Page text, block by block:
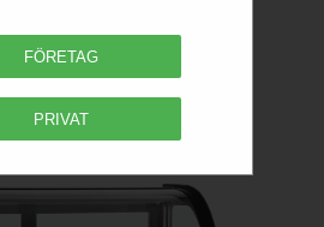
FÖRETAG
PRIVAT